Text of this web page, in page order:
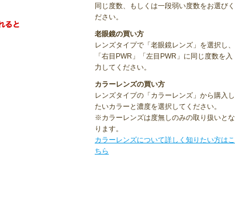
同じ度数、もしくは一段弱い度数をお選びく
ださい。
老眼鏡の買い方
レンズタイプで「老眼鏡レンズ」を選択し、
「右目PWR」「左目PWR」に同じ度数を入
力してください。
カラーレンズの買い方
レンズタイプの「カラーレンズ」から購入し
たいカラーと濃度を選択してください。
※カラーレンズは度無しのみの取り扱いとな
ります。
カラーレンズについて詳しく知りたい方はこ
ちら